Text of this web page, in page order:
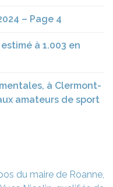
– Page 4
à 1.003 en
à Clermont-
amateurs de sport
du maire de Roanne,